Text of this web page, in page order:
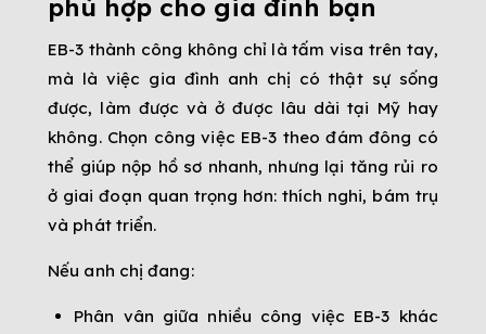
phù hợp cho gia đình bạn
EB-3 thành công không chỉ là tấm visa trên tay,
mà là việc gia đình anh chị có thật sự sống
được, làm được và ở được lâu dài tại Mỹ hay
không. Chọn công việc EB-3 theo đám đông có
thể giúp nộp hồ sơ nhanh, nhưng lại tăng rủi ro
ở giai đoạn quan trọng hơn: thích nghi, bám trụ
và phát triển.
Nếu anh chị đang:
Phân vân giữa nhiều công việc EB-3 khác